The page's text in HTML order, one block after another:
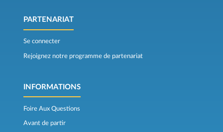
PARTENARIAT
Se connecter
Rejoignez notre programme de partenariat
INFORMATIONS
Foire Aux Questions
Avant de partir